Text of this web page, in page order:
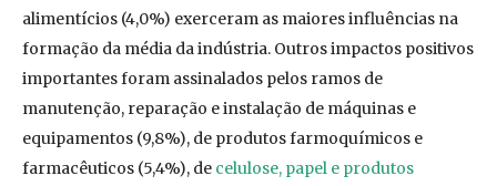
alimentícios (4,0%) exerceram as maiores influências na
formação da média da indústria. Outros impactos positivos
importantes foram assinalados pelos ramos de
manutenção, reparação e instalação de máquinas e
equipamentos (9,8%), de produtos farmoquímicos e
farmacêuticos (5,4%), de celulose, papel e produtos